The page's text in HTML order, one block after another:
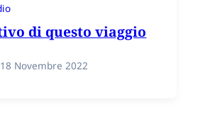
di questo viaggio
18 Novembre 2022